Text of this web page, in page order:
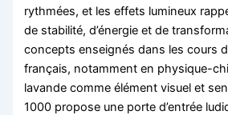
rythmées, et les effets lumineux
de stabilité, d’énergie et de
concepts enseignés dans les cours
français, notamment en physique-
lavande comme élément visuel et
1000 propose une porte d’entrée